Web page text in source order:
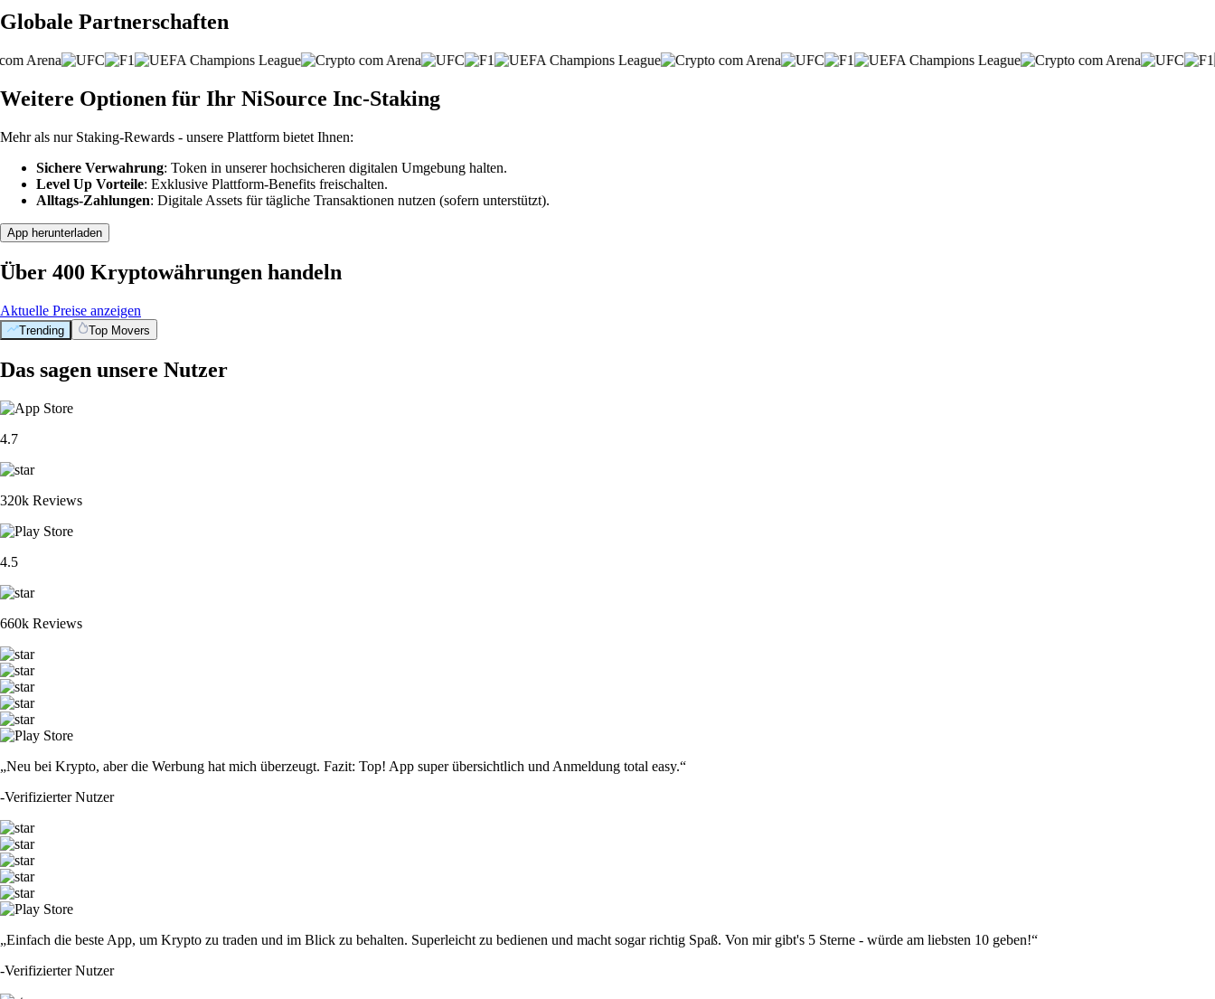
Globale Partnerschaften
Weitere Optionen für Ihr NiSource Inc-Staking
Mehr als nur Staking-Rewards - unsere Plattform bietet Ihnen:
Sichere Verwahrung: Token in unserer hochsicheren digitalen Umgebung halten.
Level Up Vorteile: Exklusive Plattform-Benefits freischalten.
Alltags-Zahlungen: Digitale Assets für tägliche Transaktionen nutzen (sofern unterstützt).
App herunterladen
Über 400 Kryptowährungen handeln
Aktuelle Preise anzeigen
Trending Top Movers
Das sagen unsere Nutzer
4.7
320k Reviews
4.5
660k Reviews
„Neu bei Krypto, aber die Werbung hat mich überzeugt. Fazit: Top! App super übersichtlich und Anmeldung total easy.“
-Verifizierter Nutzer
„Einfach die beste App, um Krypto zu traden und im Blick zu behalten. Superleicht zu bedienen und macht sogar richtig Spaß. Von mir gibt's 5 Sterne - würde am liebsten 10 geben!“
-Verifizierter Nutzer